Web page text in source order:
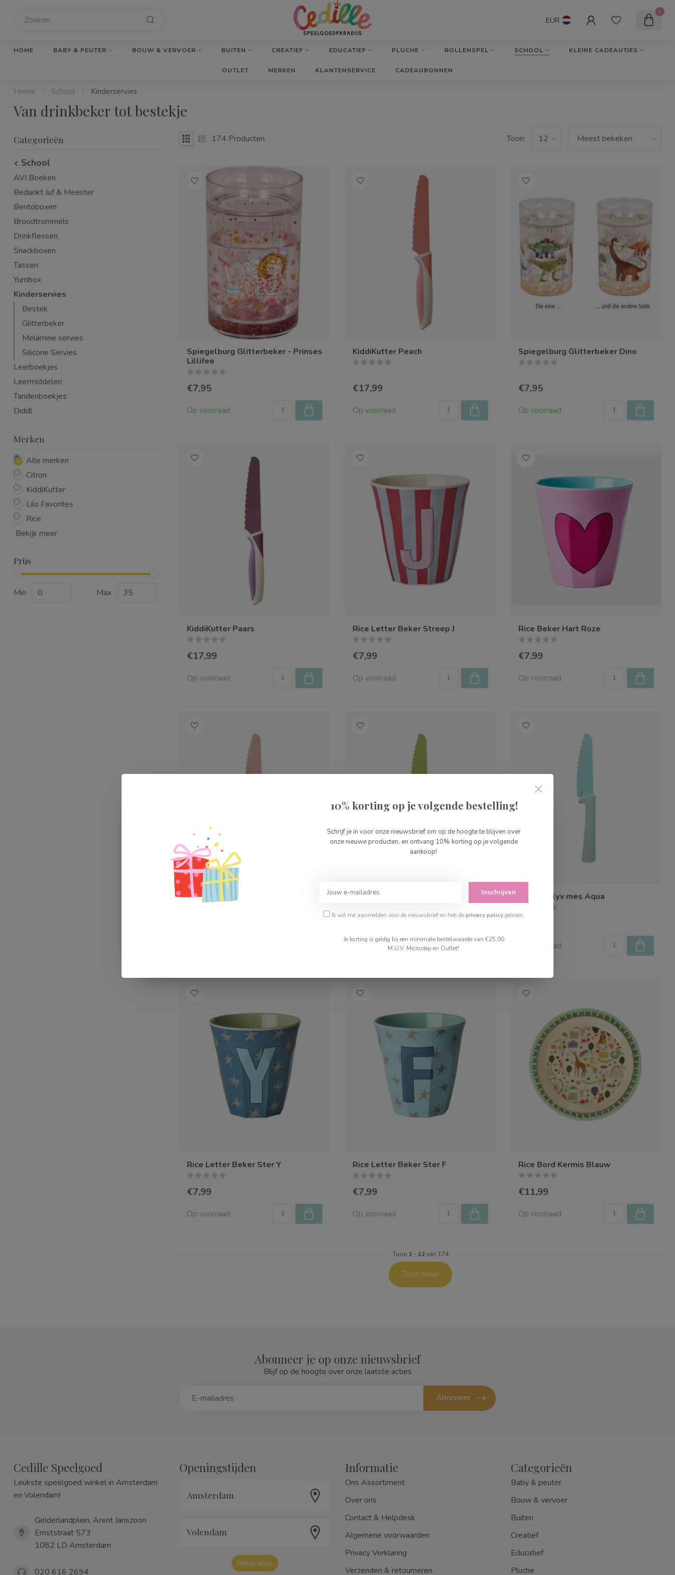
EUR
0
HOME BABY & PEUTER BOUW & VERVOER BUITEN CREATIEF EDUCATIEF PLUCHE ROLLENSPEL SCHOOL KLEINE CADEAUTJES
OUTLET MERKEN KLANTENSERVICE CADEAUBONNEN
Home / School / Kinderservies
Van drinkbeker tot bestekje
Categorieën
School
AVI Boeken
Bedankt Juf & Meester
Bentoboxen
Broodtrommels
Drinkflessen
Snackboxen
Tassen
Yumbox
Kinderservies
Bestek
Glitterbeker
Melamine servies
Silicone Servies
Leerboekjes
Leermiddelen
Tandenboekjes
Diddl
Merken
Alle merken
Citron
KiddiKutter
Lilo Favorites
Rice
Bekijk meer
Prijs
Min Max
174 Producten Toon:
Spiegelburg Glitterbeker - Prinses
Lillifee
€7,95
Op voorraad
KiddiKutter Peach
€17,99
Op voorraad
Spiegelburg Glitterbeker Dino
€7,95
Op voorraad
KiddiKutter Paars
€17,99
Op voorraad
Rice Letter Beker Streep J
€7,99
Op voorraad
Rice Beker Hart Roze
€7,99
Op voorraad
Skagfa Klyv mes Terra Skagfa Klyv mes Lime
Op voorraad
Skagfa Klyv mes Aqua
Op voorraad
Rice Letter Beker Ster Y
€7,99
Op voorraad
Rice Letter Beker Ster F
€7,99
Op voorraad
Rice Bord Kermis Blauw
€11,99
Op voorraad
Toon 1 - 12van 174
Toon meer
Abonneer je op onze nieuwsbrief
Blijf op de hoogte over onze laatste acties
Abonneer
Cedille Speelgoed
Leukste speelgoed winkel in Amsterdam
en Volendam!
Gelderlandplein, Arent Janszoon
Ernststraat 573
1082 LD Amsterdam
020 616 2694
Openingstijden
Amsterdam
Volendam
Bekijk alles
Informatie
Ons Assortiment
Over ons
Contact & Helpdesk
Algemene voorwaarden
Privacy Verklaring
Verzenden & retourneren
Categorieën
Baby & peuter
Bouw & vervoer
Buiten
Creatief
Educatief
Pluche
10% korting op je volgende bestelling!
Schrijf je in voor onze nieuwsbrief om op de hoogte te blijven over
onze nieuwe producten, en ontvang 10% korting op je volgende
aankoop!
Inschrijven
Ik wil me aanmelden voor de nieuwsbrief en heb deprivacy policygelezen.
Je korting is geldig bij een minimale bestelwaarde van €25,00
M.U.V. Microstep en Outlet!